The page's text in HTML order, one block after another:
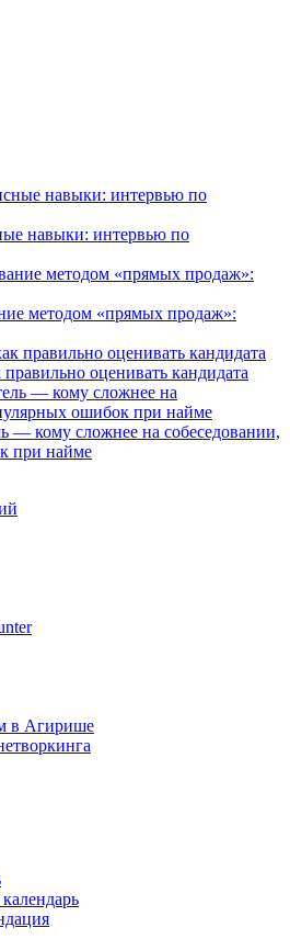
навыки: интервью по
методом «прямых продаж»:
оценивать кандидата
— кому сложнее на собеседовании,
при найме
в Агирише